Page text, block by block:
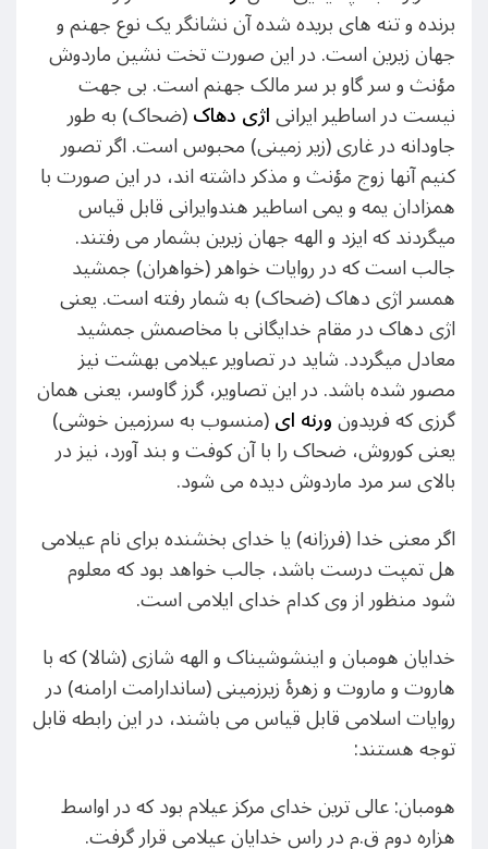
برنده و تنه های بریده شده آن نشانگر یک نوع جهنم و
جهان زیرین است. در این صورت تخت نشین ماردوش
مؤنث و سر گاو بر سر مالک جهنم است. بی جهت
نیست در اساطیر ایرانیاژی دهاک(ضحاک) به طور
جاودانه در غاری (زیر زمینی) محبوس است. اگر تصور
کنیم آنها زوج مؤنث و مذکر داشته اند، در این صورت با
همزادان یمه و یمی اساطیر هندوایرانی قابل قیاس
میگردند که ایزد و الهه جهان زیرین بشمار می رفتند.
جالب است که در روایات خواهر (خواهران) جمشید
همسر اژی دهاک (ضحاک) به شمار رفته است. یعنی
اژی دهاک در مقام خدایگانی با مخاصمش جمشید
معادل میگردد. شاید در تصاویر عیلامی بهشت نیز
مصور شده باشد. در این تصاویر، گرز گاوسر، یعنی همان
گرزی که فریدونورنه ای(منسوب به سرزمین خوشی)
یعنی کوروش، ضحاک را با آن کوفت و بند آورد، نیز در
بالای سر مرد ماردوش دیده می شود.
اگر معنی خدا (فرزانه) یا خدای بخشنده برای نام عیلامی
هل تمپت درست باشد، جالب خواهد بود که معلوم
شود منظور از وی کدام خدای ایلامی است.
خدایان هومبان و اینشوشیناک و الهه شازی (شالا) که با
هاروت و ماروت و زهرۀ زیرزمینی (ساندارامت ارامنه) در
روایات اسلامی قابل قیاس می باشند، در این رابطه قابل
توجه هستند:
هومبان: عالی ترین خدای مرکز عیلام بود که در اواسط
هزاره دوم ق.م در راس خدایان عیلامی قرار گرفت.